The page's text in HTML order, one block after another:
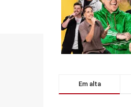
Em alta